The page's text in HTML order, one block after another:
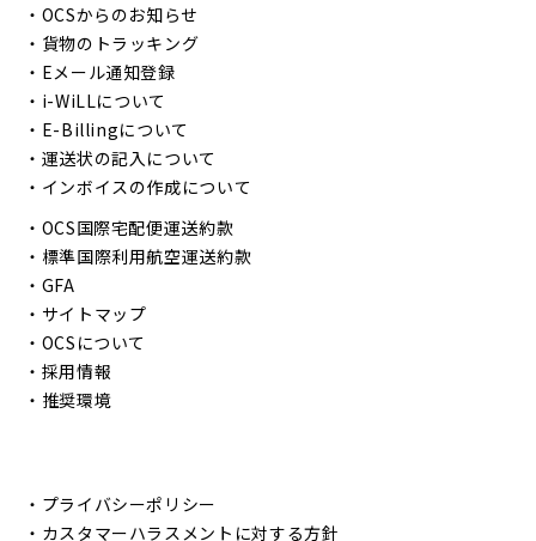
・ OCSからのお知らせ
・ 貨物のトラッキング
・ Eメール通知登録
・ i-WiLLについて
・ E-Billingについて
・ 運送状の記入について
・ インボイスの作成について
・ OCS国際宅配便運送約款
・ 標準国際利用航空運送約款
・ GFA
・ サイトマップ
・ OCSについて
・ 採用情報
・ 推奨環境
・ プライバシーポリシー
・ カスタマーハラスメントに対する方針